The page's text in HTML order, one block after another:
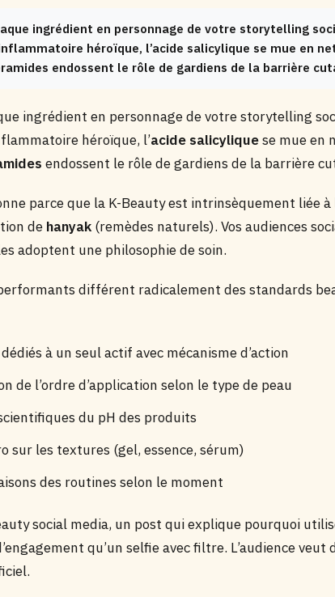
ingrédient en personnage de votre storytelling
héroïque, l’acide salicylique se mue en
endossent le rôle de gardiens de la barrière
ingrédient en personnage de votre storytelling
héroïque, l’acide salicyliquese mue en
endossent le rôle de gardiens de la barrière
parce que la K-Beauty est intrinsèquement liée à
de hanyak (remèdes naturels). Vos audiences
adoptent une philosophie de soin.
différent radicalement des standards
à un seul actif avec mécanisme d’action
de l’ordre d’application selon le type de peau
du pH des produits
sur les textures (gel, essence, sérum)
des routines selon le moment
social media, un post qui explique pourquoi
qu’un selfie avec filtre. L’audience veut